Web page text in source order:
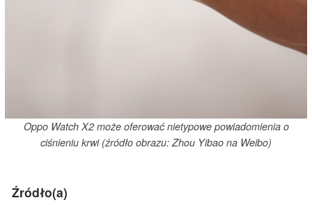
Oppo Watch X2 może oferować nietypowe powiadomienia o
ciśnieniu krwi (źródło obrazu: Zhou Yibao na Weibo)
Źródło(a)